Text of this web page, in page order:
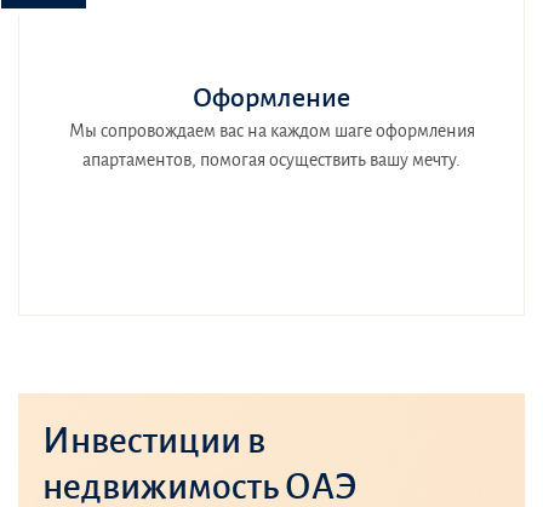
Оформление
Мы сопровождаем вас на каждом шаге оформления
апартаментов, помогая осуществить вашу мечту.
Инвестиции в
недвижимость ОАЭ